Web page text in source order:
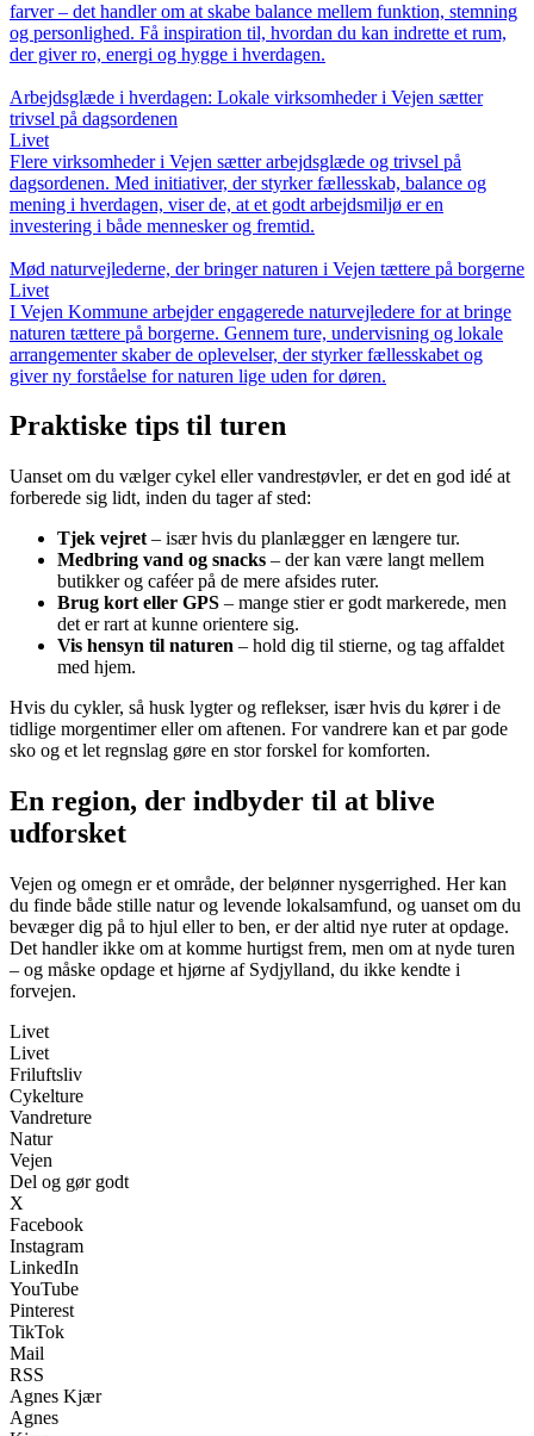
farver – det handler om at skabe balance mellem funktion, stemning
og personlighed. Få inspiration til, hvordan du kan indrette et rum,
der giver ro, energi og hygge i hverdagen.
Arbejdsglæde i hverdagen: Lokale virksomheder i Vejen sætter
trivsel på dagsordenen
Livet
Flere virksomheder i Vejen sætter arbejdsglæde og trivsel på
dagsordenen. Med initiativer, der styrker fællesskab, balance og
mening i hverdagen, viser de, at et godt arbejdsmiljø er en
investering i både mennesker og fremtid.
Mød naturvejlederne, der bringer naturen i Vejen tættere på borgerne
Livet
I Vejen Kommune arbejder engagerede naturvejledere for at bringe
naturen tættere på borgerne. Gennem ture, undervisning og lokale
arrangementer skaber de oplevelser, der styrker fællesskabet og
giver ny forståelse for naturen lige uden for døren.
Praktiske tips til turen
Uanset om du vælger cykel eller vandrestøvler, er det en god idé at
forberede sig lidt, inden du tager af sted:
Tjek vejret – især hvis du planlægger en længere tur.
Medbring vand og snacks – der kan være langt mellem
butikker og caféer på de mere afsides ruter.
Brug kort eller GPS – mange stier er godt markerede, men
det er rart at kunne orientere sig.
Vis hensyn til naturen – hold dig til stierne, og tag affaldet
med hjem.
Hvis du cykler, så husk lygter og reflekser, især hvis du kører i de
tidlige morgentimer eller om aftenen. For vandrere kan et par gode
sko og et let regnslag gøre en stor forskel for komforten.
En region, der indbyder til at blive
udforsket
Vejen og omegn er et område, der belønner nysgerrighed. Her kan
du finde både stille natur og levende lokalsamfund, og uanset om du
bevæger dig på to hjul eller to ben, er der altid nye ruter at opdage.
Det handler ikke om at komme hurtigst frem, men om at nyde turen
– og måske opdage et hjørne af Sydjylland, du ikke kendte i
forvejen.
Livet
Livet
Friluftsliv
Cykelture
Vandreture
Natur
Vejen
Del og gør godt
X
Facebook
Instagram
LinkedIn
YouTube
Pinterest
TikTok
Mail
RSS
Agnes Kjær
Agnes